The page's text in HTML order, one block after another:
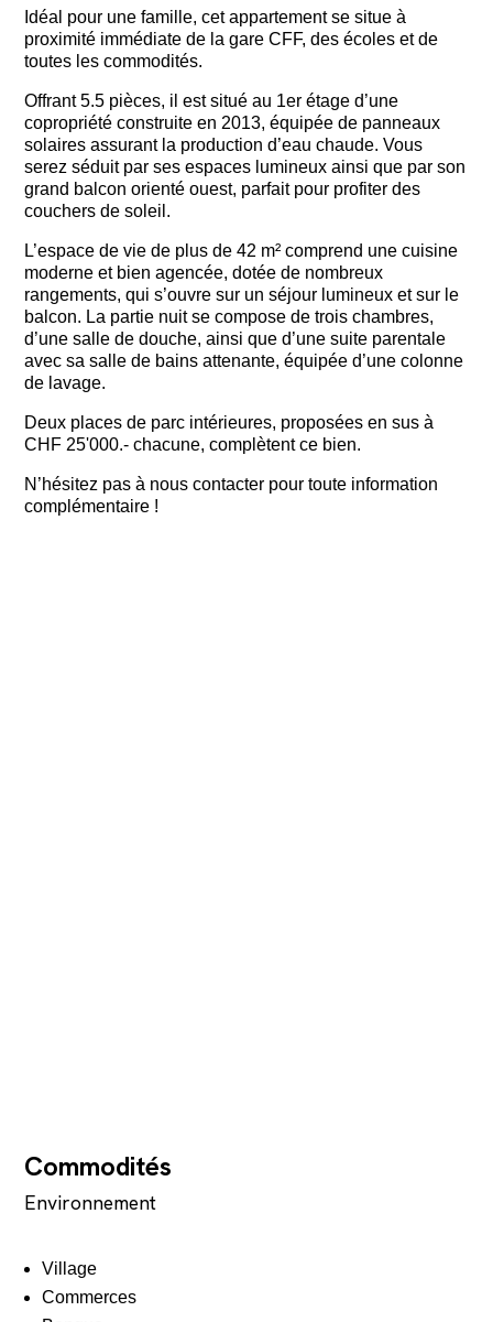
Idéal pour une famille, cet appartement se situe à
proximité immédiate de la gare CFF, des écoles et de
toutes les commodités.
Offrant 5.5 pièces, il est situé au 1er étage d’une
copropriété construite en 2013, équipée de panneaux
solaires assurant la production d’eau chaude. Vous
serez séduit par ses espaces lumineux ainsi que par son
grand balcon orienté ouest, parfait pour profiter des
couchers de soleil.
L’espace de vie de plus de 42 m² comprend une cuisine
moderne et bien agencée, dotée de nombreux
rangements, qui s’ouvre sur un séjour lumineux et sur le
balcon. La partie nuit se compose de trois chambres,
d’une salle de douche, ainsi que d’une suite parentale
avec sa salle de bains attenante, équipée d’une colonne
de lavage.
Deux places de parc intérieures, proposées en sus à
CHF 25'000.- chacune, complètent ce bien.
N’hésitez pas à nous contacter pour toute information
complémentaire !
Commodités
Environnement
Village
Commerces